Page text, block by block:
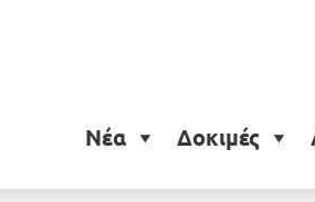
Νέα Δοκιμές